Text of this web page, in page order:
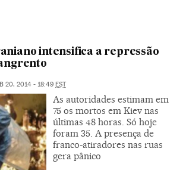
intensifica a repressão
20, 2014 - 18:49 EST
As autoridades estimam em
75 os mortos em Kiev nas
últimas 48 horas. Só hoje
foram 35. A presença de
franco-atiradores nas ruas
gera pânico